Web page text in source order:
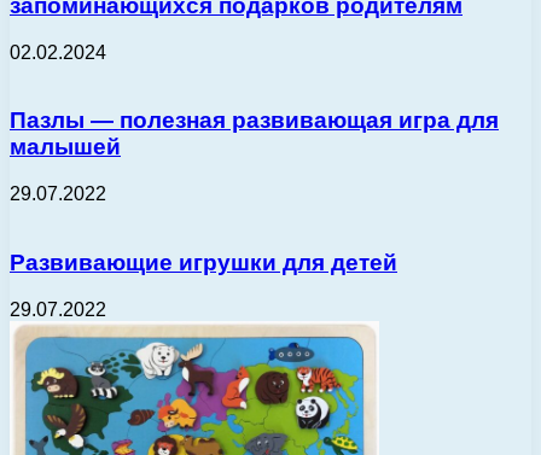
запоминающихся подарков родителям
02.02.2024
Пазлы — полезная развивающая игра для
малышей
29.07.2022
Развивающие игрушки для детей
29.07.2022